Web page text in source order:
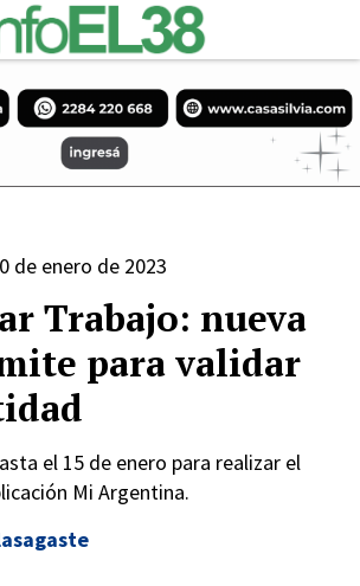
Trabajo: nueva
para validar
el 15 de enero para realizar el
Mi Argentina.
de enero de 2023